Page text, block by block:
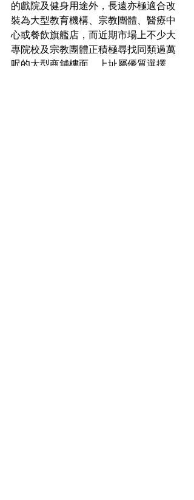
的戲院及健身用途外，長遠亦極適合改
裝為大型教育機構、宗教團體、醫療中
心或餐飲旗艦店，而近期市場上不少大
專院校及宗教團體正積極尋找同類過萬
呎的大型商舖樓面，上址屬優質選擇。